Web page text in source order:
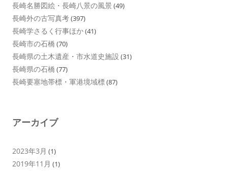
長崎名勝図絵・長崎八景の風景 (49)
長崎外の古写真考(397)
長崎学さるく行事ほか(41)
長崎市の石橋 (70)
長崎県の土木遺産・市水道史施設 (31)
長崎県の石橋 (77)
長崎要塞地帯標・軍港境域標(87)
アーカイブ
2023年3月 (1)
2019年11月 (1)